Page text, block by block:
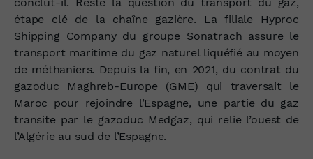
étape clé de la chaîne gazière. La filiale Hyproc
Shipping Company du groupe Sonatrach assure le
transport maritime du gaz naturel liquéfié au moyen
de méthaniers. Depuis la fin, en 2021, du contrat du
gazoduc Maghreb-Europe (GME) qui traversait le
Maroc pour rejoindre l’Espagne, une partie du gaz
transite par le gazoduc Medgaz, qui relie l’ouest de
l’Algérie au sud de l’Espagne.